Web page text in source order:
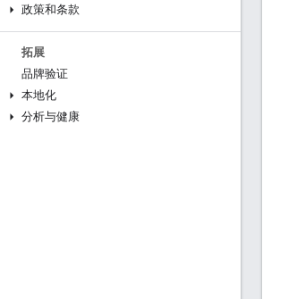
政策和条款
拓展
品牌验证
本地化
分析与健康